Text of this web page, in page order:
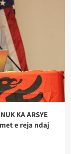
KA ARSYE
e reja ndaj